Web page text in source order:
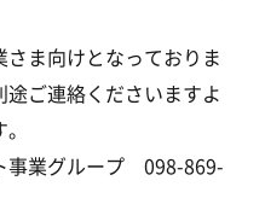
ま向けとなっておりま
ご連絡くださいますよ
事業グループ 098-869-